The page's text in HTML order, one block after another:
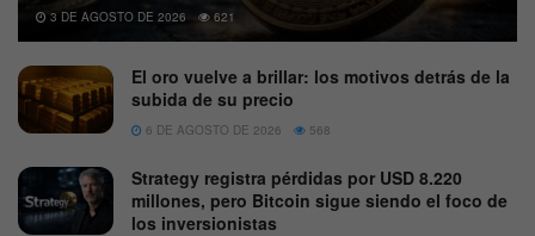
3 DE AGOSTO DE 2026 621
El oro vuelve a brillar: los motivos detrás de la
subida de su precio
6 DE AGOSTO DE 2026 568
Strategy registra pérdidas por USD 8.220
millones, pero Bitcoin sigue siendo el foco de
los inversionistas